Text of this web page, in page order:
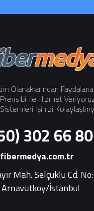
Olanaklarından
İle Hizmet
İşinizi
302 66 80
Mah. Selçuklu Cd.
İstanbul